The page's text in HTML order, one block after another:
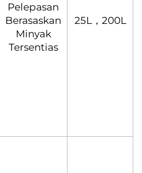
Pelepasan
Berasaskan
Minyak
Tersentias
25L，200L